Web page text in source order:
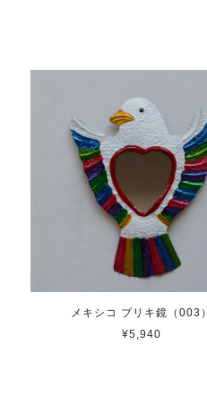
メキシコ ブリキ鏡（003）
¥5,940